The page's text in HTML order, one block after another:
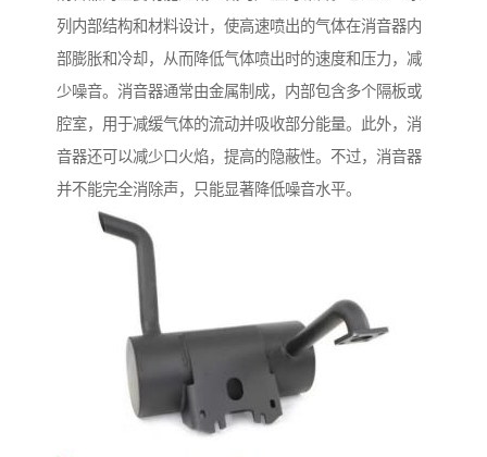
列内部结构和材料设计，使高速喷出的气体在消音器内
部膨胀和冷却，从而降低气体喷出时的速度和压力，减
少噪音。消音器通常由金属制成，内部包含多个隔板或
腔室，用于减缓气体的流动并吸收部分能量。此外，消
音器还可以减少口火焰，提高的隐蔽性。不过，消音器
并不能完全消除声，只能显著降低噪音水平。